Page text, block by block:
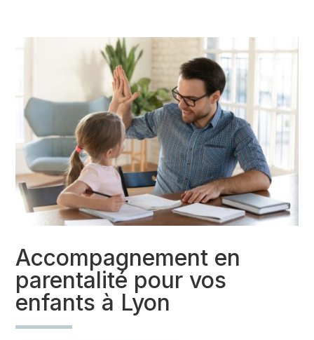
Accompagnement en
parentalité pour vos
enfants à Lyon